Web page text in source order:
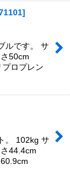
]
ルです。 サ
50cm
ロプレン
。 102kg サ
44.4cm